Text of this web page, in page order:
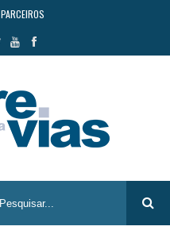
PARCEIROS